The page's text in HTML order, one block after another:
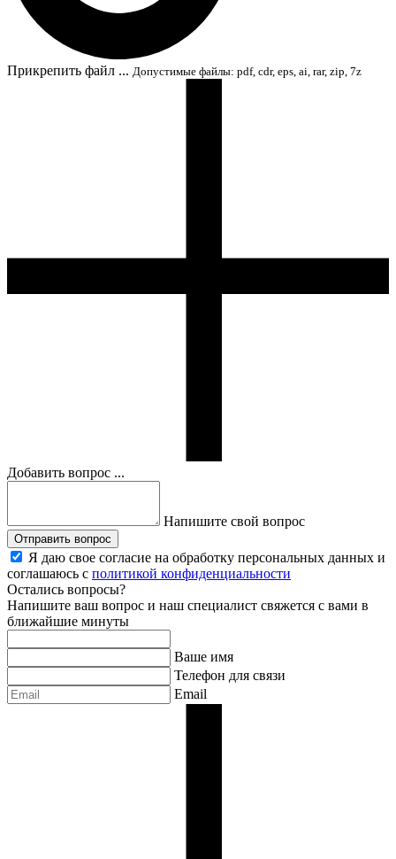
Прикрепить файл ... Допустимые файлы: pdf, cdr, eps, ai, rar, zip, 7z
Добавить вопрос ...
Напишите свой вопрос
Отправить вопрос
Я даю свое согласие на обработку персональных данных и
соглашаюсь с политикой конфиденциальности
Остались вопросы?
Напишите ваш вопрос и наш специалист свяжется с вами в
ближайшие минуты
Ваше имя
Телефон для связи
Email